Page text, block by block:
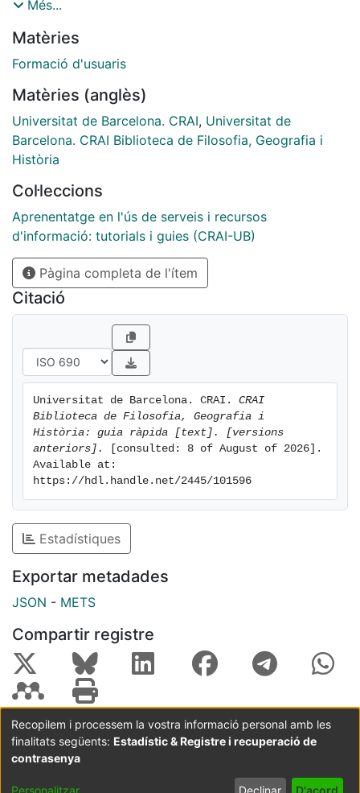
http://hdl.handle.net/2445/105929
http://hdl.handle.net/2445/101597
Més...
Matèries
Formació d'usuaris
Matèries (anglès)
Universitat de Barcelona. CRAI, Universitat de
Barcelona. CRAI Biblioteca de Filosofia, Geografia i
Història
Col·leccions
Aprenentatge en l'ús de serveis i recursos
d'informació: tutorials i guies (CRAI-UB)
Pàgina completa de l'ítem
Citació
Universitat de Barcelona. CRAI. CRAI
Biblioteca de Filosofia, Geografia i
Història: guia ràpida [text]. [versions
anteriors].
[consulted: 8 of August of 2026].
Available at:
https://hdl.handle.net/2445/101596
Estadístiques
Exportar metadades
JSON - METS
Compartir registre
Coordinació:CRAI UB Avís legal
Metadades
subjectes a:
Configuració
Recopilem i processem la vostra informació personal amb les
finalitats següents: Estadístic & Registre i recuperació de
contrasenya